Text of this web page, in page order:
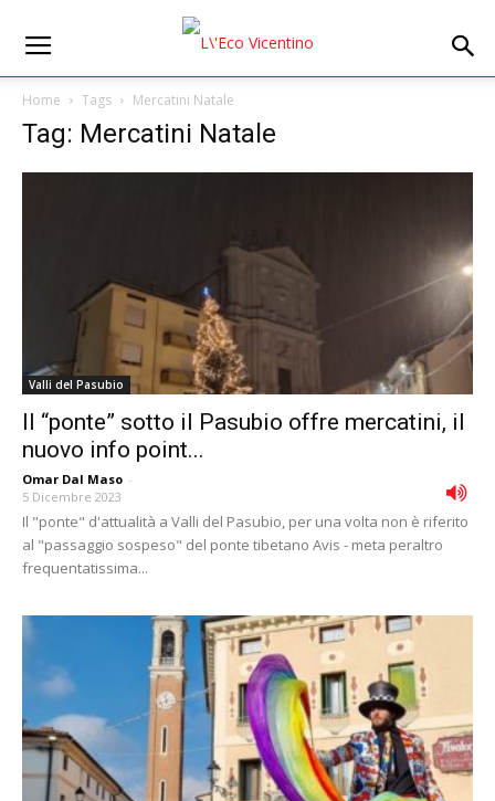
Home Tags Mercatini Natale
Tag: Mercatini Natale
Valli del Pasubio
Il “ponte” sotto il Pasubio offre mercatini, il
nuovo info point...
Omar Dal Maso -
5 Dicembre 2023
Il "ponte" d'attualità a Valli del Pasubio, per una volta non è riferito
al "passaggio sospeso" del ponte tibetano Avis - meta peraltro
frequentatissima...